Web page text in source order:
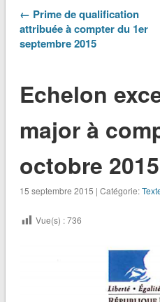
← Prime de qualification
attribuée à compter du 1er
septembre 2015
Echelon
major à
octobre 2015
15 septembre 2015 | Catégorie:
Vue(s) :736